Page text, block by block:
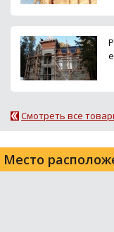
Смотреть все
Место